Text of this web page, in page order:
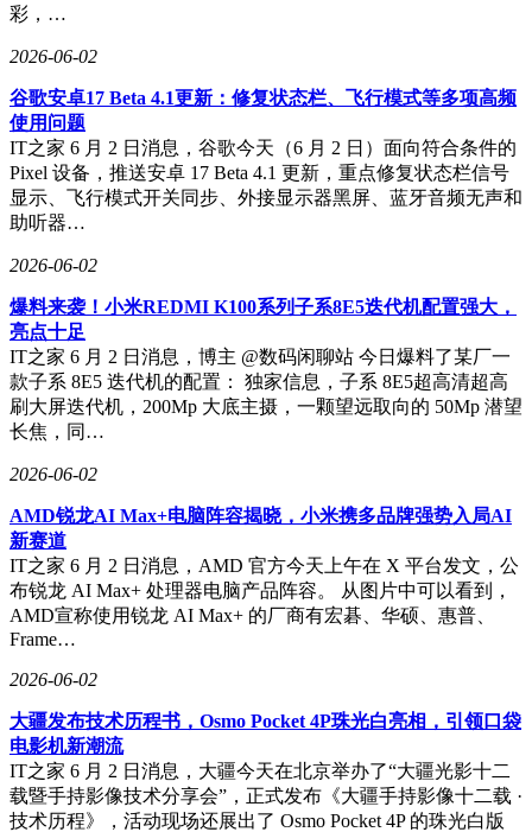
彩，…
2026-06-02
谷歌安卓17 Beta 4.1更新：修复状态栏、飞行模式等多项高频
使用问题
IT之家 6 月 2 日消息，谷歌今天（6 月 2 日）面向符合条件的
Pixel 设备，推送安卓 17 Beta 4.1 更新，重点修复状态栏信号
显示、飞行模式开关同步、外接显示器黑屏、蓝牙音频无声和
助听器…
2026-06-02
爆料来袭！小米REDMI K100系列子系8E5迭代机配置强大，
亮点十足
IT之家 6 月 2 日消息，博主 @数码闲聊站 今日爆料了某厂一
款子系 8E5 迭代机的配置： 独家信息，子系 8E5超高清超高
刷大屏迭代机，200Mp 大底主摄，一颗望远取向的 50Mp 潜望
长焦，同…
2026-06-02
AMD锐龙AI Max+电脑阵容揭晓，小米携多品牌强势入局AI
新赛道
IT之家 6 月 2 日消息，AMD 官方今天上午在 X 平台发文，公
布锐龙 AI Max+ 处理器电脑产品阵容。 从图片中可以看到，
AMD宣称使用锐龙 AI Max+ 的厂商有宏碁、华硕、惠普、
Frame…
2026-06-02
大疆发布技术历程书，Osmo Pocket 4P珠光白亮相，引领口袋
电影机新潮流
IT之家 6 月 2 日消息，大疆今天在北京举办了“大疆光影十二
载暨手持影像技术分享会”，正式发布《大疆手持影像十二载 ·
技术历程》，活动现场还展出了 Osmo Pocket 4P 的珠光白版